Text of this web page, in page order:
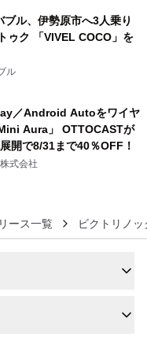
ブル、伊勢原市へ3人乗り
ゥク 「VIVEL COCO」を
ル
／Android Autoをワイヤ
Aura」 OTTOCASTが
開で8/31まで40％OFF！
式会社
ース一覧 ビクトリノ